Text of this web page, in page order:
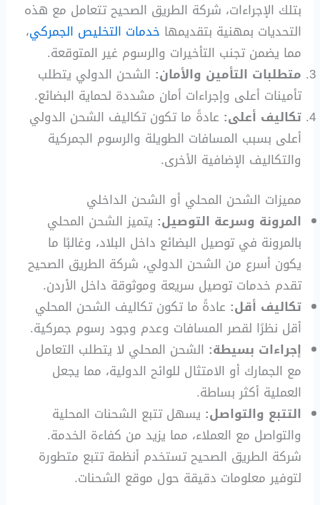
بتلك الإجراءات، شركة الطريق الصحيح تتعامل مع هذه
التحديات بمهنية بتقديمها خدمات التخليص الجمركي،
مما يضمن تجنب التأخيرات والرسوم غير المتوقعة.
متطلبات التأمين والأمان: الشحن الدولي يتطلب
تأمينات أعلى وإجراءات أمان مشددة لحماية البضائع.
تكاليف أعلى: عادةً ما تكون تكاليف الشحن الدولي
أعلى بسبب المسافات الطويلة والرسوم الجمركية
والتكاليف الإضافية الأخرى.
مميزات الشحن المحلي أو الشحن الداخلي
المرونة وسرعة التوصيل: يتميز الشحن المحلي
بالمرونة في توصيل البضائع داخل البلاد، وغالبًا ما
يكون أسرع من الشحن الدولي، شركة الطريق الصحيح
تقدم خدمات توصيل سريعة وموثوقة داخل الأردن.
تكاليف أقل: عادةً ما تكون تكاليف الشحن المحلي
أقل نظرًا لقصر المسافات وعدم وجود رسوم جمركية.
إجراءات بسيطة: الشحن المحلي لا يتطلب التعامل
مع الجمارك أو الامتثال للوائح الدولية، مما يجعل
العملية أكثر بساطة.
التتبع والتواصل: يسهل تتبع الشحنات المحلية
والتواصل مع العملاء، مما يزيد من كفاءة الخدمة.
شركة الطريق الصحيح تستخدم أنظمة تتبع متطورة
لتوفير معلومات دقيقة حول موقع الشحنات.